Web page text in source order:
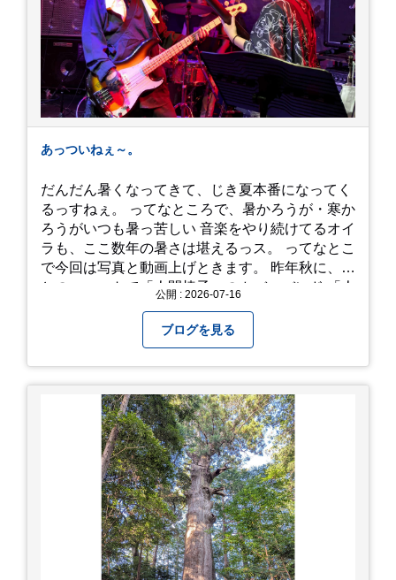
あっついねぇ～。
だんだん暑くなってきて、じき夏本番になってく
るっすねぇ。 ってなところで、暑かろうが・寒か
ろうがいつも暑っ苦しい 音楽をやり続けてるオイ
ラも、ここ数年の暑さは堪えるっス。 ってなとこ
で今回は写真と動画上げときます。 昨年秋に、娘
とのユニットで「人間椅子」のカバーバンド 「人
画にしており、娘のファンからもアップしてくれ
ッ！」とされているので ここだけの公開としま
す。 非常に暑苦しいのでご観覧される方は、ご注
意くださいませ。 では、熱中症に気を付けて、お
過ごしください。
https://youtu.be/QWVP8qzpsUE
公開 : 2026-07-16
ブログを見る